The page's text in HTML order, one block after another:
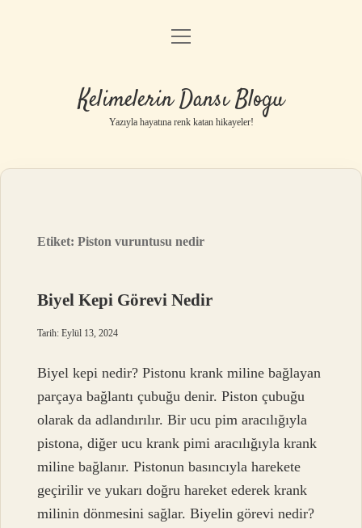
Anasayfa
Yasal Uyarı
menüyü
Kelimelerin Dansı Blogu
Yazıyla hayatına renk katan hikayeler!
Etiket:Piston vuruntusu nedir
Biyel Kepi Görevi Nedir
Tarih: Eylül 13, 2024
Biyel kepi nedir? Pistonu krank miline bağlayan
parçaya bağlantı çubuğu denir. Piston çubuğu
olarak da adlandırılır. Bir ucu pim aracılığıyla
pistona, diğer ucu krank pimi aracılığıyla krank
miline bağlanır. Pistonun basıncıyla harekete
geçirilir ve yukarı doğru hareket ederek krank
milinin dönmesini sağlar. Biyelin görevi nedir?